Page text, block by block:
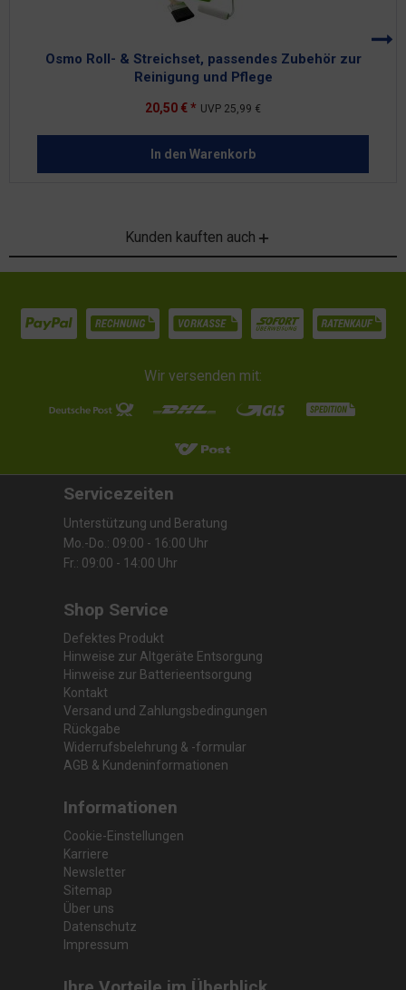
Osmo Roll- & Streichset, passendes Zubehör zur
Reinigung und Pflege
20,50 € * UVP 25,99 €
In den Warenkorb
Kunden kauften auch
Wir versenden mit:
Servicezeiten
Unterstützung und Beratung
Mo.-Do.: 09:00 - 16:00 Uhr
Fr.: 09:00 - 14:00 Uhr
Shop Service
Defektes Produkt
Hinweise zur Altgeräte Entsorgung
Hinweise zur Batterieentsorgung
Kontakt
Versand und Zahlungsbedingungen
Rückgabe
Widerrufsbelehrung & -formular
AGB & Kundeninformationen
Informationen
Cookie-Einstellungen
Karriere
Newsletter
Sitemap
Über uns
Datenschutz
Impressum